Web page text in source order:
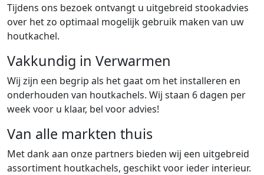
Tijdens ons bezoek ontvangt u uitgebreid stookadvies
over het zo optimaal mogelijk gebruik maken van uw
houtkachel.
Vakkundig in Verwarmen
Wij zijn een begrip als het gaat om het installeren en
onderhouden van houtkachels. Wij staan 6 dagen per
week voor u klaar, bel voor advies!
Van alle markten thuis
Met dank aan onze partners bieden wij een uitgebreid
assortiment houtkachels, geschikt voor ieder interieur.